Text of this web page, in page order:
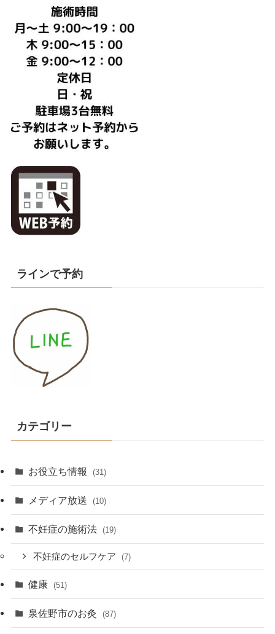
ラインで予約
カテゴリー
お役立ち情報 (31)
メディア放送 (10)
不妊症の施術法 (19)
不妊症のセルフケア (7)
健康 (51)
泉佐野市のお灸 (87)